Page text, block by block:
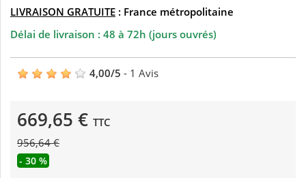
LIVRAISON GRATUITE : France métropolitaine
Délai de livraison : 48 à 72h (jours ouvrés)
4,00/5 - 1 Avis
669,65 € TTC
956,64 €
- 30 %